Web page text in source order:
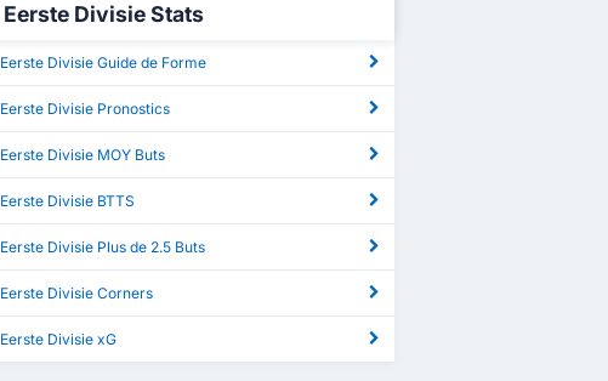
Eerste Divisie Stats
Eerste Divisie Guide de Forme
Eerste Divisie Pronostics
Eerste Divisie MOY Buts
Eerste Divisie BTTS
Eerste Divisie Plus de 2.5 Buts
Eerste Divisie Corners
Eerste Divisie xG